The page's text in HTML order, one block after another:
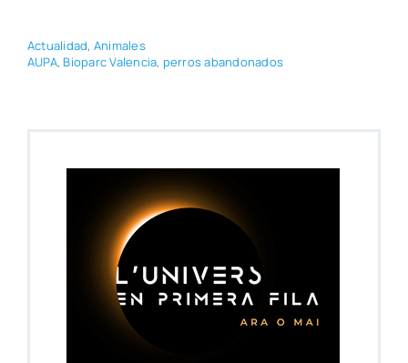
Actua­li­dad, Ani­ma­les
AUPA, Bio­parc Valen­cia, perros aban­do­na­dos